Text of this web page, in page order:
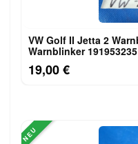
VW Golf II Jetta 2 Warnblinklichtschalter Schalter für
Warnblinker 191953235
19,00 €
NEU